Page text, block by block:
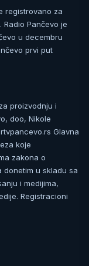
registrovano za
Pančevo je
u decembru
prvi put
proizvodnju i
doo, Nikole
Glavna
koje
zakona o
donetim u skladu sa
i medijima,
Registracioni